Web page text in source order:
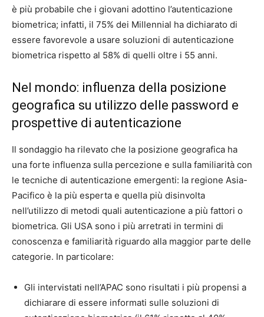
è più probabile che i giovani adottino l’autenticazione
biometrica; infatti, il 75% dei Millennial ha dichiarato di
essere favorevole a usare soluzioni di autenticazione
biometrica rispetto al 58% di quelli oltre i 55 anni.
Nel mondo: influenza della posizione
geografica su utilizzo delle password e
prospettive di autenticazione
Il sondaggio ha rilevato che la posizione geografica ha
una forte influenza sulla percezione e sulla familiarità con
le tecniche di autenticazione emergenti: la regione Asia-
Pacifico è la più esperta e quella più disinvolta
nell’utilizzo di metodi quali autenticazione a più fattori o
biometrica. Gli USA sono i più arretrati in termini di
conoscenza e familiarità riguardo alla maggior parte delle
categorie. In particolare:
Gli intervistati nell’APAC sono risultati i più propensi a
dichiarare di essere informati sulle soluzioni di